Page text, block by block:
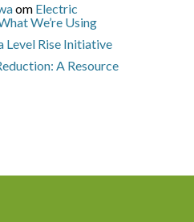
om Electric
We’re Using
Level Rise Initiative
A Resource